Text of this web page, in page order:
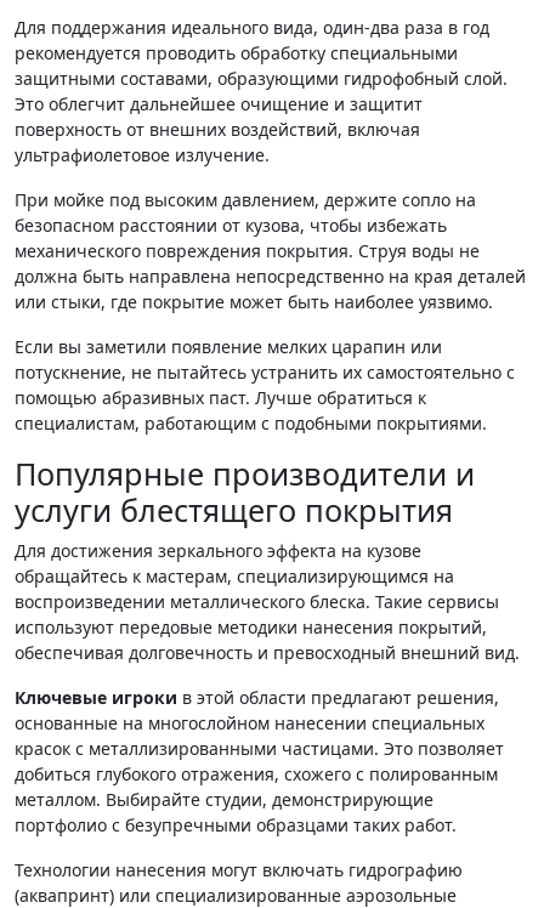
Для поддержания идеального вида, один-два раза в год
рекомендуется проводить обработку специальными
защитными составами, образующими гидрофобный слой.
Это облегчит дальнейшее очищение и защитит
поверхность от внешних воздействий, включая
ультрафиолетовое излучение.
При мойке под высоким давлением, держите сопло на
безопасном расстоянии от кузова, чтобы избежать
механического повреждения покрытия. Струя воды не
должна быть направлена непосредственно на края деталей
или стыки, где покрытие может быть наиболее уязвимо.
Если вы заметили появление мелких царапин или
потускнение, не пытайтесь устранить их самостоятельно с
помощью абразивных паст. Лучше обратиться к
специалистам, работающим с подобными покрытиями.
Популярные производители и
услуги блестящего покрытия
Для достижения зеркального эффекта на кузове
обращайтесь к мастерам, специализирующимся на
воспроизведении металлического блеска. Такие сервисы
используют передовые методики нанесения покрытий,
обеспечивая долговечность и превосходный внешний вид.
Ключевые игроки в этой области предлагают решения,
основанные на многослойном нанесении специальных
красок с металлизированными частицами. Это позволяет
добиться глубокого отражения, схожего с полированным
металлом. Выбирайте студии, демонстрирующие
портфолио с безупречными образцами таких работ.
Технологии нанесения могут включать гидрографию
(аквапринт) или специализированные аэрозольные